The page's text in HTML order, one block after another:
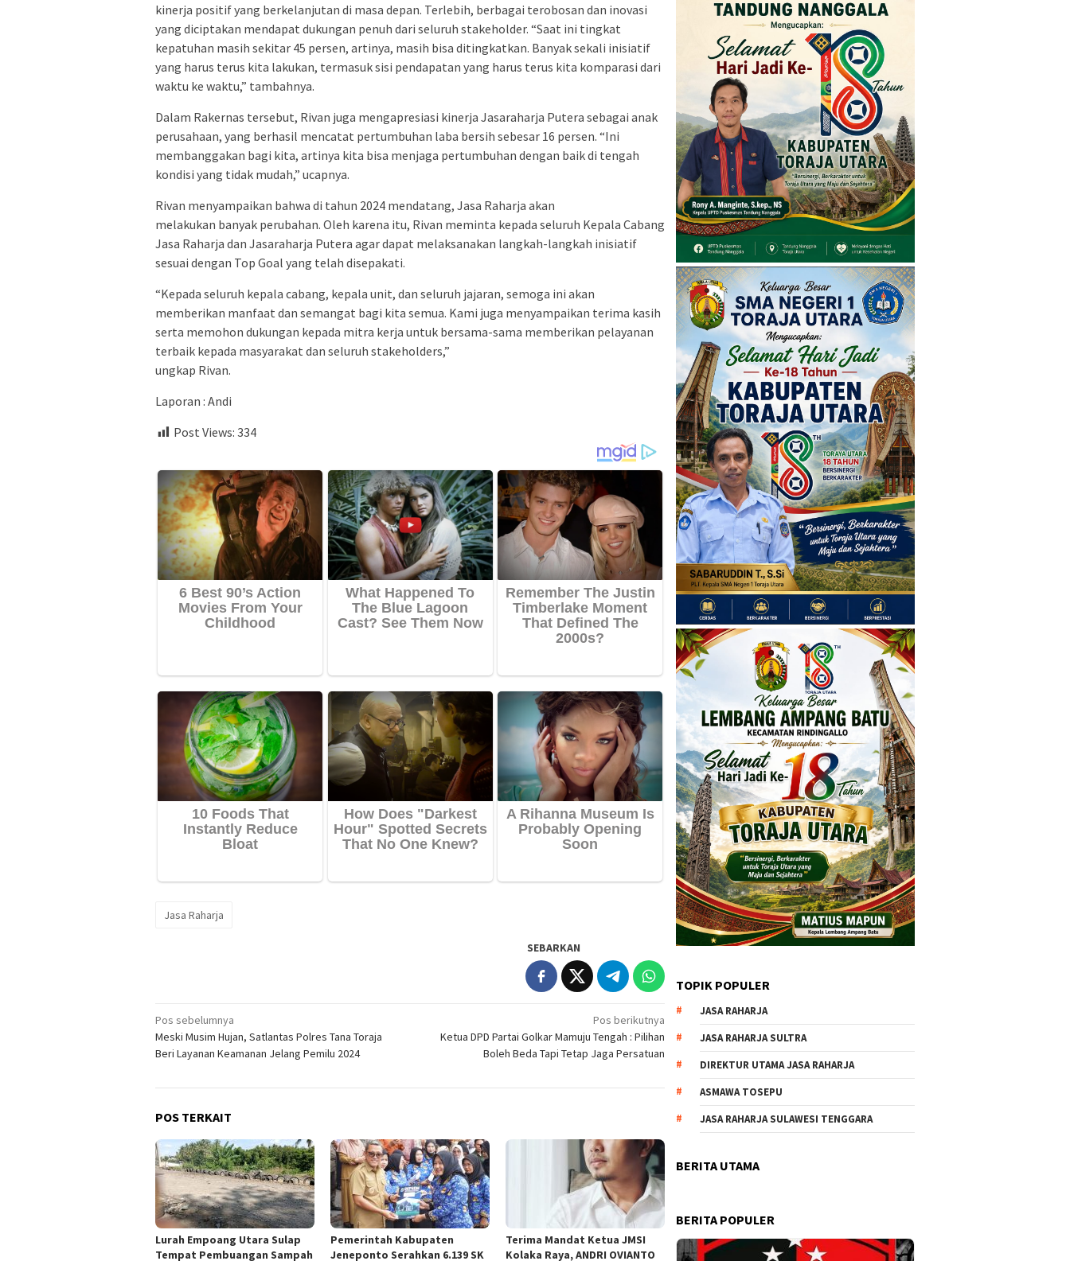
kinerja positif yang berkelanjutan di masa depan. Terlebih, berbagai terobosan dan inovasi
yang diciptakan mendapat dukungan penuh dari seluruh stakeholder. “Saat ini tingkat
kepatuhan masih sekitar 45 persen, artinya, masih bisa ditingkatkan. Banyak sekali inisiatif
yang harus terus kita lakukan, termasuk sisi pendapatan yang harus terus kita komparasi dari
waktu ke waktu,” tambahnya.
Dalam Rakernas tersebut, Rivan juga mengapresiasi kinerja Jasaraharja Putera sebagai anak
perusahaan, yang berhasil mencatat pertumbuhan laba bersih sebesar 16 persen. “Ini
membanggakan bagi kita, artinya kita bisa menjaga pertumbuhan dengan baik di tengah
kondisi yang tidak mudah,” ucapnya.
Rivan menyampaikan bahwa di tahun 2024 mendatang, Jasa Raharja akan
melakukan banyak perubahan. Oleh karena itu, Rivan meminta kepada seluruh Kepala Cabang
Jasa Raharja dan Jasaraharja Putera agar dapat melaksanakan langkah-langkah inisiatif
sesuai dengan Top Goal yang telah disepakati.
“Kepada seluruh kepala cabang, kepala unit, dan seluruh jajaran, semoga ini akan
memberikan manfaat dan semangat bagi kita semua. Kami juga menyampaikan terima kasih
serta memohon dukungan kepada mitra kerja untuk bersama-sama memberikan pelayanan
terbaik kepada masyarakat dan seluruh stakeholders,”
ungkap Rivan.
Laporan : Andi
Post Views: 334
Jasa Raharja
SEBARKAN
Navigasi
pos
Pos sebelumnya
Meski Musim Hujan, Satlantas Polres Tana Toraja
Beri Layanan Keamanan Jelang Pemilu 2024
Pos berikutnya
Ketua DPD Partai Golkar Mamuju Tengah : Pilihan
Boleh Beda Tapi Tetap Jaga Persatuan
POS TERKAIT
Lurah Empoang Utara Sulap
Tempat Pembuangan Sampah
Pemerintah Kabupaten
Jeneponto Serahkan 6.139 SK
Terima Mandat Ketua JMSI
Kolaka Raya, ANDRI OVIANTO
TOPIK POPULER
JASA RAHARJA
JASA RAHARJA SULTRA
DIREKTUR UTAMA JASA RAHARJA
ASMAWA TOSEPU
JASA RAHARJA SULAWESI TENGGARA
BERITA UTAMA
BERITA POPULER